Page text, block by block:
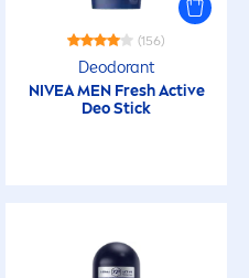
(156)
Deodorant
NIVEA MEN Fresh Active
Deo Stick